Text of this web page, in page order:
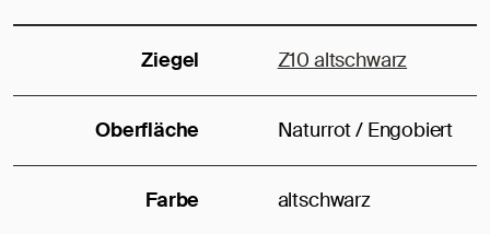
Ziegel Z10 altschwarz
Oberfläche Naturrot / Engobiert
Farbe altschwarz